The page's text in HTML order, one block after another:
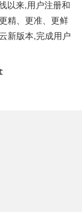
以来,用户注册和
精、更准、更鲜
新版本,完成用户